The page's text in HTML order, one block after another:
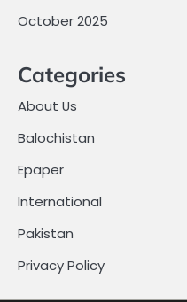
October 2025
Categories
About Us
Balochistan
Epaper
International
Pakistan
Privacy Policy